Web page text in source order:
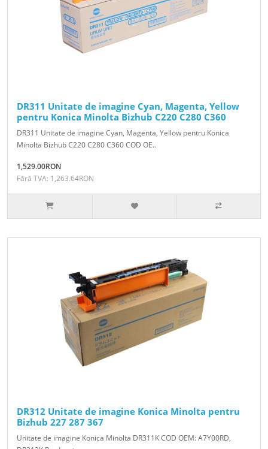
DR311 Unitate de imagine Cyan, Magenta, Yellow
pentru Konica Minolta Bizhub C220 C280 C360
DR311 Unitate de imagine Cyan, Magenta, Yellow pentru Konica
Minolta Bizhub C220 C280 C360 COD OE..
1,529.00RON
Fără TVA: 1,263.64RON
DR312 Unitate de imagine Konica Minolta pentru
Bizhub 227 287 367
Unitate de imagine Konica Minolta DR311K COD OEM: A7Y00RD,